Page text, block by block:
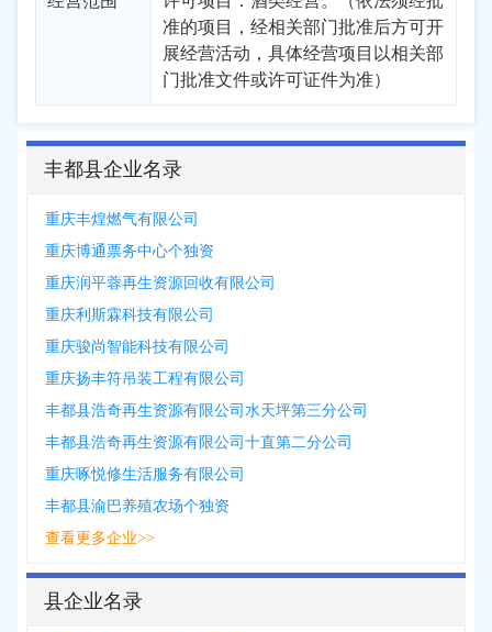
准的项目，经相关部门批准后方可开
展经营活动，具体经营项目以相关部
门批准文件或许可证件为准）
丰都县企业名录
重庆丰煌燃气有限公司
重庆博通票务中心个独资
重庆润平蓉再生资源回收有限公司
重庆利斯霖科技有限公司
重庆骏尚智能科技有限公司
重庆扬丰符吊装工程有限公司
丰都县浩奇再生资源有限公司水天坪第三分公司
丰都县浩奇再生资源有限公司十直第二分公司
重庆啄悦修生活服务有限公司
丰都县渝巴养殖农场个独资
查看更多企业>>
县企业名录